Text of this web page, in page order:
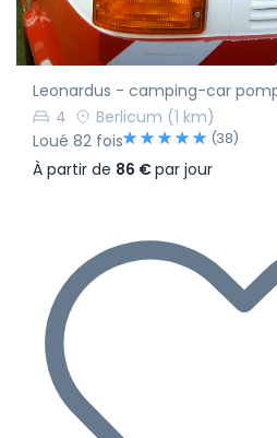
Leonardus - camping-car
4
Berlicum (1 km)
Loué 82 fois
(38)
À partir de 86 €par jour